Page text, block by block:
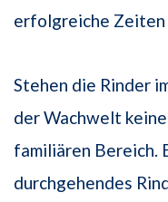
erfolgreiche
Stehen die Rinder
der Wachwelt
familiären Bereich.
durchgehendes